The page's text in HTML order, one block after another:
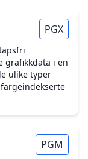
PGX
grafikkdata i en
ulike typer
PGM